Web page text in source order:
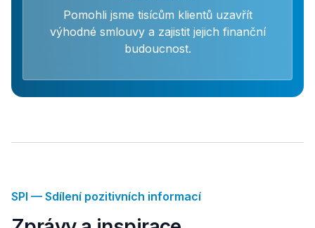
Pomohli jsme tisícům klientů uzavřít
výhodné smlouvy a zajistit jejich finanční
budoucnost.
SPI — Sdílení pozitivních informací